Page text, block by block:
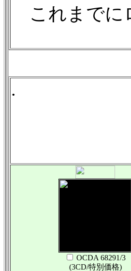
これまでに
.
OCDA 68291/3
(3CD/特別価格)